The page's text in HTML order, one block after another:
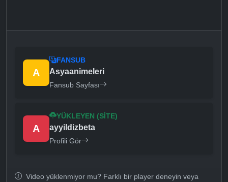
A
FANSUB
Asyaanimeleri
Fansub Sayfası
A
YÜKLEYEN (SITE)
ayyildizbeta
Profili Gör
Video yüklenmiyor mu? Farklı bir player deneyin veya